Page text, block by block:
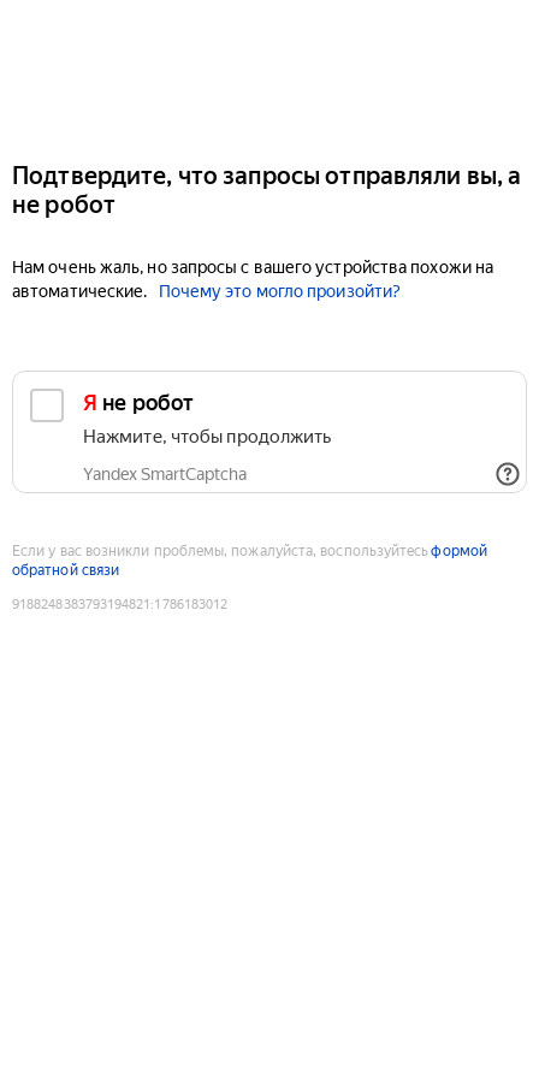
Подтвердите, что запросы отправляли вы, а
не робот
Нам очень жаль, но запросы с вашего устройства похожи на
автоматические.
Почему это могло произойти?
Я не робот
Нажмите, чтобы продолжить
Yandex SmartCaptcha
Если у вас возникли проблемы, пожалуйста, воспользуйтесьформой
обратной связи
9188248383793194821 :1786183012